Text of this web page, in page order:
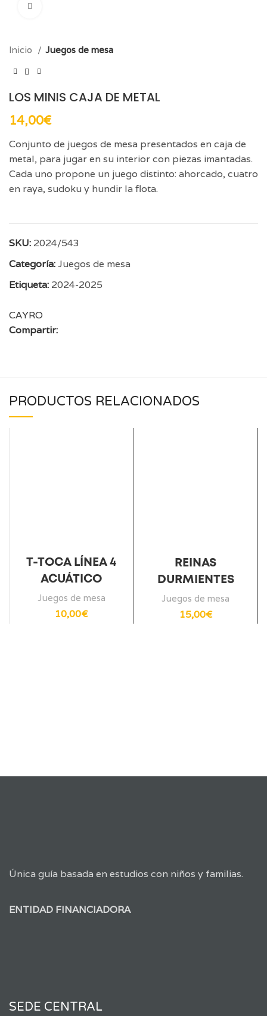
Inicio Juegos de mesa
LOS MINIS CAJA DE METAL
14,00€
Conjunto de juegos de mesa presentados en caja de
metal, para jugar en su interior con piezas imantadas.
Cada uno propone un juego distinto: ahorcado, cuatro
en raya, sudoku y hundir la flota.
SKU: 2024/543
Categoría:Juegos de mesa
Etiqueta: 2024-2025
CAYRO
Compartir:
PRODUCTOS RELACIONADOS
T-TOCA LÍNEA 4
ACUÁTICO
Juegos de mesa
10,00€
REINAS
DURMIENTES
Juegos de mesa
15,00€
Única guía basada en estudios con niños y familias.
ENTIDAD FINANCIADORA
SEDE CENTRAL